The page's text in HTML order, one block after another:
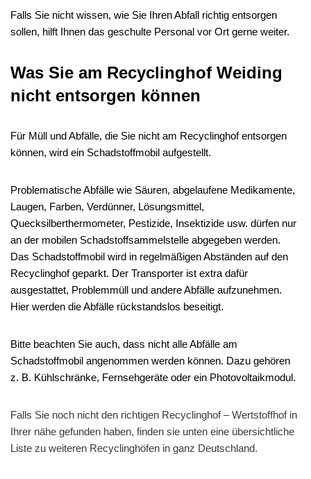
Falls Sie nicht wissen, wie Sie Ihren Abfall richtig entsorgen
sollen, hilft Ihnen das geschulte Personal vor Ort gerne weiter.
Was Sie am Recyclinghof Weiding
nicht entsorgen können
Für Müll und Abfälle, die Sie nicht am Recyclinghof entsorgen
können, wird ein Schadstoffmobil aufgestellt.
Problematische Abfälle wie Säuren, abgelaufene Medikamente,
Laugen, Farben, Verdünner, Lösungsmittel,
Quecksilberthermometer, Pestizide, Insektizide usw. dürfen nur
an der mobilen Schadstoffsammelstelle abgegeben werden.
Das Schadstoffmobil wird in regelmäßigen Abständen auf den
Recyclinghof geparkt. Der Transporter ist extra dafür
ausgestattet, Problemmüll und andere Abfälle aufzunehmen.
Hier werden die Abfälle rückstandslos beseitigt.
Bitte beachten Sie auch, dass nicht alle Abfälle am
Schadstoffmobil angenommen werden können. Dazu gehören
z. B. Kühlschränke, Fernsehgeräte oder ein Photovoltaikmodul.
Falls Sie noch nicht den richtigen Recyclinghof – Wertstoffhof in
Ihrer nähe gefunden haben, finden sie unten eine übersichtliche
Liste zu weiteren Recyclinghöfen in ganz Deutschland.